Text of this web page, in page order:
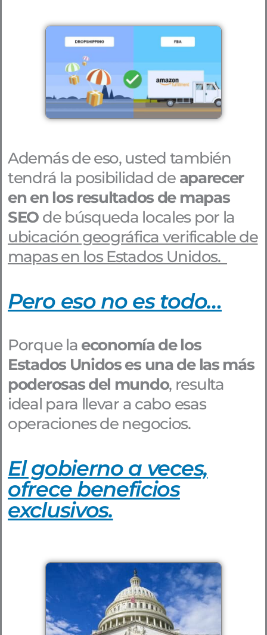
Además de eso, usted también
tendrá la posibilidad de aparecer
en en los resultados de mapas
SEO de búsqueda locales por la
ubicación geográfica verificable de
mapas en los Estados Unidos.
Pero eso no es todo…
Porque la economía de los
Estados Unidos es una de las más
poderosas del mundo, resulta
ideal para llevar a cabo esas
operaciones de negocios.
El gobierno a veces,
ofrece beneficios
exclusivos.